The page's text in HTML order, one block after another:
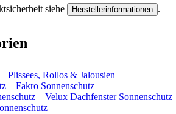
siehe Herstellerinformationen .
Plissees, Rollos & Jalousien
Fakro Sonnenschutz
Velux Dachfenster Sonnenschutz